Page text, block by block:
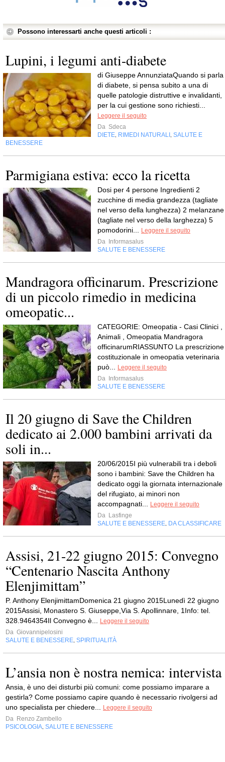
Possono interessarti anche questi articoli :
Lupini, i legumi anti-diabete
di Giuseppe AnnunziataQuando si parla
di diabete, si pensa subito a una di
quelle patologie distruttive e invalidanti,
per la cui gestione sono richiesti...
Leggere il seguito
Da Sdeca
DIETE RIMEDI NATURALI
SALUTE E
BENESSERE
Parmigiana estiva: ecco la ricetta
Dosi per 4 persone Ingredienti 2
zucchine di media grandezza (tagliate
nel verso della lunghezza) 2 melanzane
(tagliate nel verso della larghezza) 5
pomodorini...
Leggere il seguito
Da
Informasalus
SALUTE E BENESSERE
Mandragora officinarum. Prescrizione
di un piccolo rimedio in medicina
omeopatic...
CATEGORIE: Omeopatia - Casi Clinici ,
Animali , Omeopatia Mandragora
officinarumRIASSUNTO La prescrizione
costituzionale in omeopatia veterinaria
può...
Leggere il seguito
Da
Informasalus
SALUTE E BENESSERE
Il 20 giugno di Save the Children
dedicato ai 2.000 bambini arrivati da
soli in...
20/06/2015I più vulnerabili tra i deboli
sono i bambini: Save the Children ha
dedicato oggi la giornata internazionale
del rifugiato, ai minori non
accompagnati...
Leggere il seguito
Da Lasfinge
SALUTE E BENESSERE DA CLASSIFICARE
Assisi, 21-22 giugno 2015: Convegno
“Centenario Nascita Anthony
Elenjimittam”
P. Anthony ElenjimittamDomenica 21 giugno 2015Lunedì 22 giugno
2015Assisi, Monastero S. Giuseppe,Via S. Apollinnare, 1Info: tel.
328.9464354Il Convegno è...
Leggere il seguito
Da Giovannipelosini
SALUTE E BENESSERE SPIRITUALITÀ
L’ansia non è nostra nemica: intervista
Ansia, è uno dei disturbi più comuni: come possiamo imparare a
gestirla? Come possiamo capire quando è necessario rivolgersi ad
uno specialista per chiedere...
Leggere il seguito
Da Renzo Zambello
PSICOLOGIA SALUTE E BENESSERE